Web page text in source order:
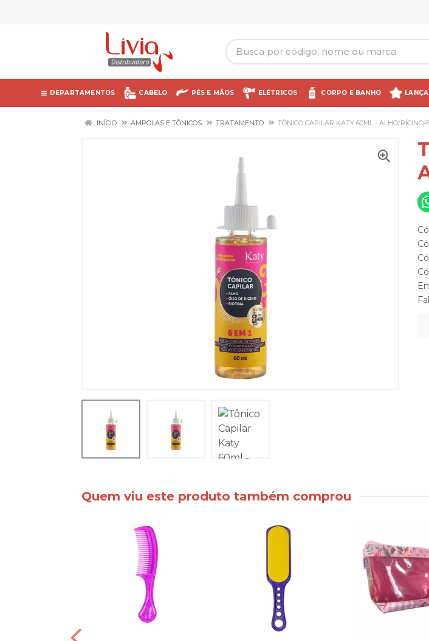
DEPARTAMENTOS CABELO PÉS E MÃOS ELÉTRICOS CORPO E BANHO
INÍCIO AMPOLAS E TÔNICOS TRATAMENTO TÔNICO CAPILAR KATY 60ML - ALHO/RÍCINO/
Quem viu este produto também comprou